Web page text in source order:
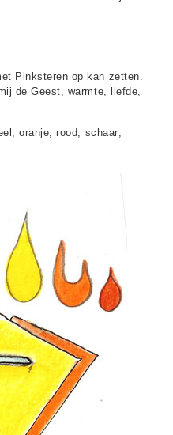
Pinksteren op kan zetten.
de Geest, warmte, liefde,
oranje, rood; schaar;